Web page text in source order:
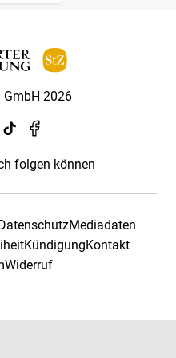
2026
folgen können
Mediadaten
KündigungKontakt
Widerruf